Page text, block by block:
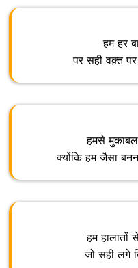
हम हर
पर सही वक़्त
हमसे
क्योंकि हम जैसा
हम
जो सही लगे